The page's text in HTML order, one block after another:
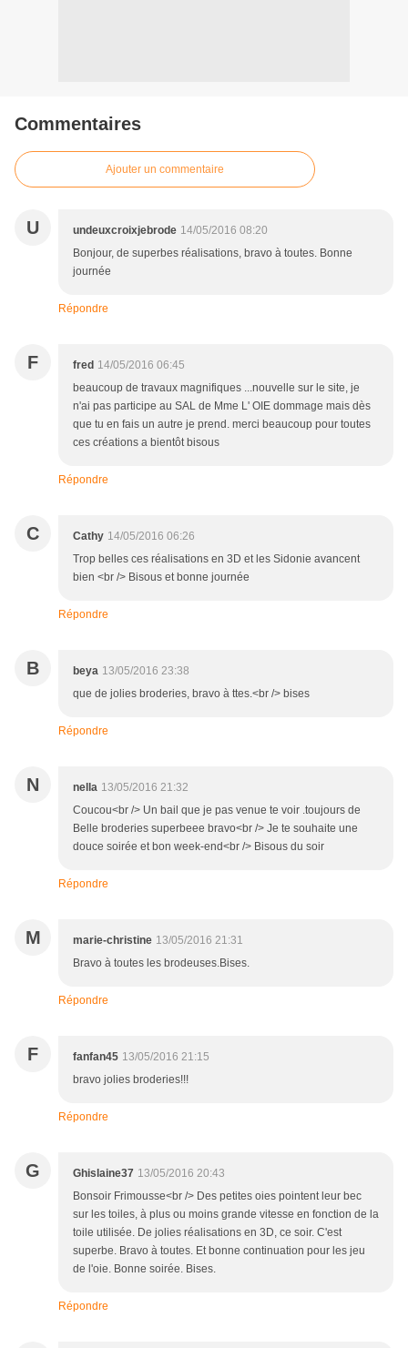
Commentaires
Ajouter un commentaire
U undeuxcroixjebrode 14/05/2016 08:20
Bonjour, de superbes réalisations, bravo à toutes. Bonne
journée
Répondre
F fred 14/05/2016 06:45
beaucoup de travaux magnifiques ...nouvelle sur le site, je
n'ai pas participe au SAL de Mme L' OIE dommage mais dès
que tu en fais un autre je prend. merci beaucoup pour toutes
ces créations a bientôt bisous
Répondre
C Cathy 14/05/2016 06:26
Trop belles ces réalisations en 3D et les Sidonie avancent
bien <br /> Bisous et bonne journée
Répondre
B beya 13/05/2016 23:38
que de jolies broderies, bravo à ttes.<br /> bises
Répondre
N nella 13/05/2016 21:32
Coucou<br /> Un bail que je pas venue te voir .toujours de
Belle broderies superbeee bravo<br /> Je te souhaite une
douce soirée et bon week-end<br /> Bisous du soir
Répondre
M marie-christine 13/05/2016 21:31
Bravo à toutes les brodeuses.Bises.
Répondre
F fanfan45 13/05/2016 21:15
bravo jolies broderies!!!
Répondre
G Ghislaine37 13/05/2016 20:43
Bonsoir Frimousse<br /> Des petites oies pointent leur bec
sur les toiles, à plus ou moins grande vitesse en fonction de la
toile utilisée. De jolies réalisations en 3D, ce soir. C'est
superbe. Bravo à toutes. Et bonne continuation pour les jeu
de l'oie. Bonne soirée. Bises.
Répondre